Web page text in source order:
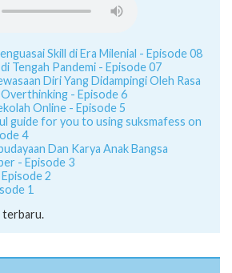
Skill di Era Milenial - Episode 08
Tengah Pandemi - Episode 07
Diri Yang Didampingi Oleh Rasa
- Episode 6
Online - Episode 5
guide for you to using suksmafess on
4
Dan Karya Anak Bangsa
- Episode 3
2
1
terbaru.